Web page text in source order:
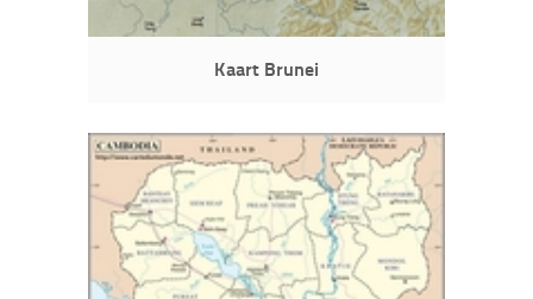
Kaart Brunei